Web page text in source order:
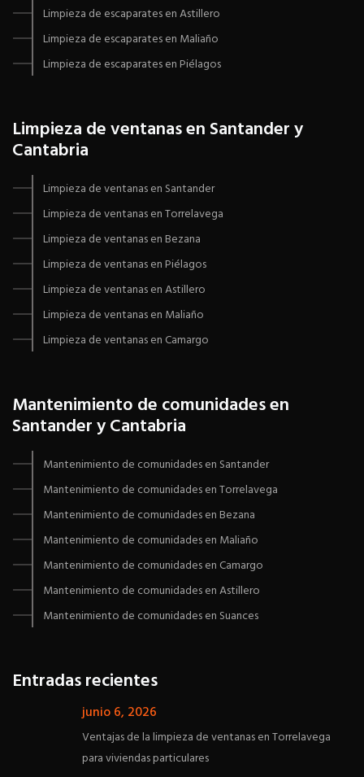
Limpieza de escaparates en Astillero
Limpieza de escaparates en Maliaño
Limpieza de escaparates en Piélagos
Limpieza de ventanas en Santander y
Cantabria
Limpieza de ventanas en Santander
Limpieza de ventanas en Torrelavega
Limpieza de ventanas en Bezana
Limpieza de ventanas en Piélagos
Limpieza de ventanas en Astillero
Limpieza de ventanas en Maliaño
Limpieza de ventanas en Camargo
Mantenimiento de comunidades en
Santander y Cantabria
Mantenimiento de comunidades en Santander
Mantenimiento de comunidades en Torrelavega
Mantenimiento de comunidades en Bezana
Mantenimiento de comunidades en Maliaño
Mantenimiento de comunidades en Camargo
Mantenimiento de comunidades en Astillero
Mantenimiento de comunidades en Suances
Entradas recientes
junio 6, 2026
Ventajas de la limpieza de ventanas en Torrelavega
para viviendas particulares